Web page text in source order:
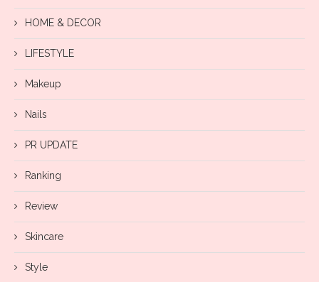
HOME & DECOR
LIFESTYLE
Makeup
Nails
PR UPDATE
Ranking
Review
Skincare
Style